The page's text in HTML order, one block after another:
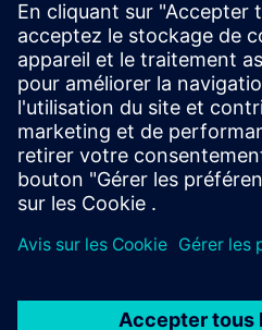
Gestionnaire de
Soutien
Soutien en ligne |Tous les
Soutien en ligne |Forum
Soutien en ligne |Créer une